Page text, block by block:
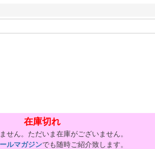
在庫切れ
せん。ただいま在庫がございません。
ルマガジンでも随時ご紹介致します。